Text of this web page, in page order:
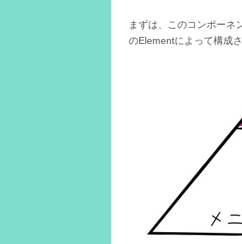
まずは、このコンポーネ
のElementによって構成